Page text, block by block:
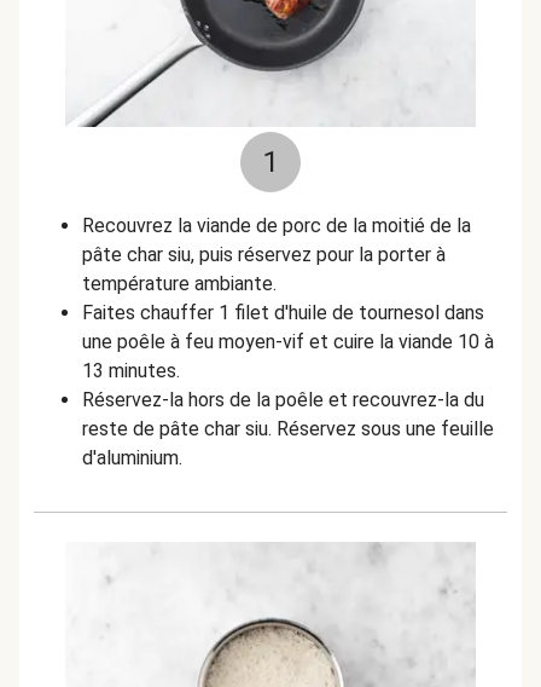
1
Recouvrez la viande de porc de la moitié de la
pâte char siu, puis réservez pour la porter à
température ambiante.
Faites chauffer 1 filet d'huile de tournesol dans
une poêle à feu moyen-vif et cuire la viande 10 à
13 minutes.
Réservez-la hors de la poêle et recouvrez-la du
reste de pâte char siu. Réservez sous une feuille
d'aluminium.